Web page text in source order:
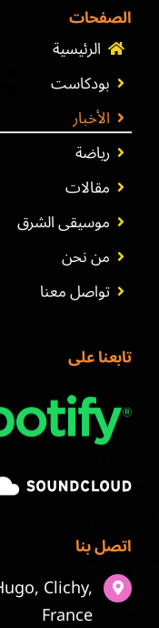
الصفحات
الرئيسية
بودكاست
الأخبار
رياضة
مقالات
موسيقى الشرق
من نحن
تواصل معنا
تابعنا على
اتصل بنا
Clichy,
France